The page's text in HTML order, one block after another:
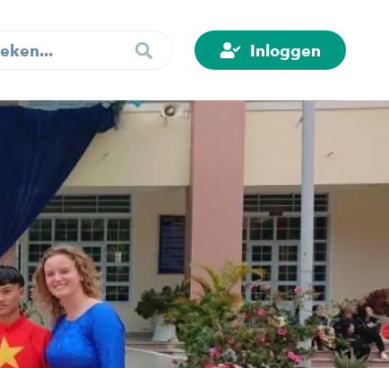
Inloggen